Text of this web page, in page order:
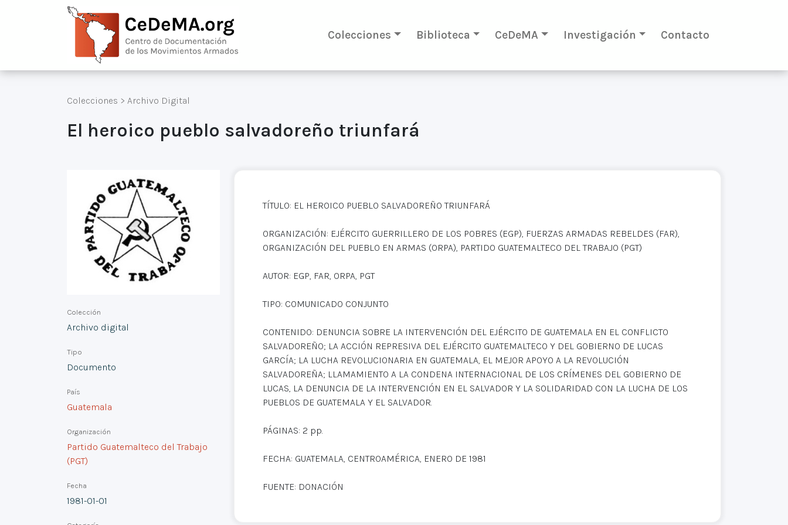
Colecciones Biblioteca CeDeMA Investigación Contacto
Colecciones > Archivo Digital
El heroico pueblo salvadoreño triunfará
Colección
Archivo digital
Tipo
Documento
País
Guatemala
Organización
Partido Guatemalteco del Trabajo
(PGT)
Fecha
1981-01-01
TÍTULO: EL HEROICO PUEBLO SALVADOREÑO TRIUNFARÁ
ORGANIZACIÓN: EJÉRCITO GUERRILLERO DE LOS POBRES (EGP), FUERZAS ARMADAS REBELDES (FAR),
ORGANIZACIÓN DEL PUEBLO EN ARMAS (ORPA), PARTIDO GUATEMALTECO DEL TRABAJO (PGT)
AUTOR: EGP, FAR, ORPA, PGT
TIPO: COMUNICADO CONJUNTO
CONTENIDO: DENUNCIA SOBRE LA INTERVENCIÓN DEL EJÉRCITO DE GUATEMALA EN EL CONFLICTO
SALVADOREÑO; LA ACCIÓN REPRESIVA DEL EJÉRCITO GUATEMALTECO Y DEL GOBIERNO DE LUCAS
GARCÍA; LA LUCHA REVOLUCIONARIA EN GUATEMALA, EL MEJOR APOYO A LA REVOLUCIÓN
SALVADOREÑA; LLAMAMIENTO A LA CONDENA INTERNACIONAL DE LOS CRÍMENES DEL GOBIERNO DE
LUCAS, LA DENUNCIA DE LA INTERVENCIÓN EN EL SALVADOR Y LA SOLIDARIDAD CON LA LUCHA DE LOS
PUEBLOS DE GUATEMALA Y EL SALVADOR.
PÁGINAS: 2 pp.
FECHA: GUATEMALA, CENTROAMÉRICA, ENERO DE 1981
FUENTE: DONACIÓN